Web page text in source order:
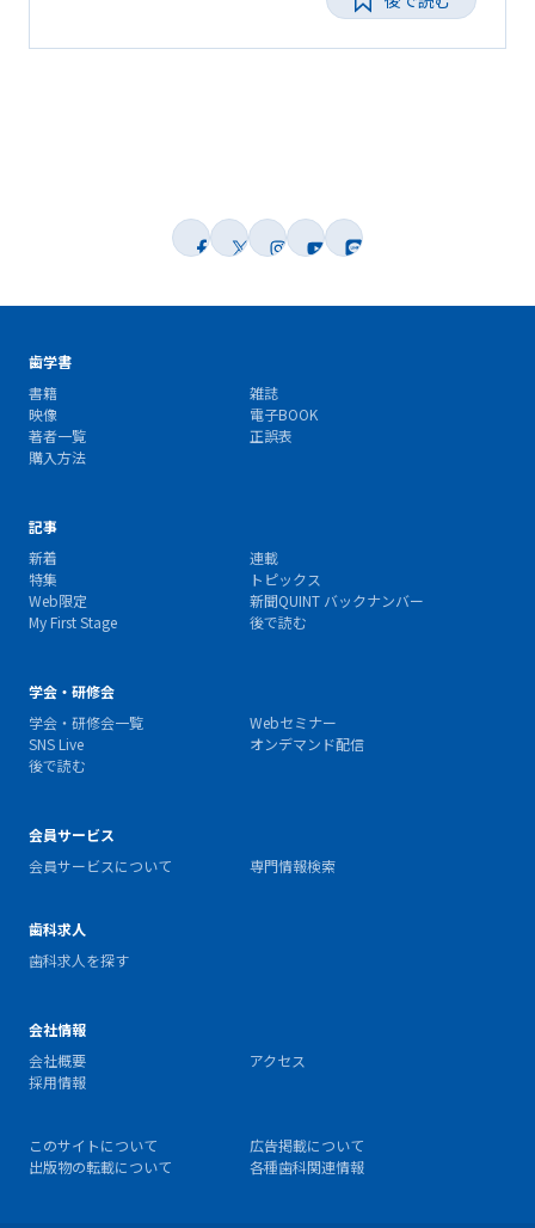
歯学書
書籍
雑誌
映像
電子BOOK
著者一覧
正誤表
購入方法
記事
新着
連載
特集
トピックス
Web限定
新聞QUINT バックナンバー
My First Stage
後で読む
学会・研修会
学会・研修会一覧
Webセミナー
SNS Live
オンデマンド配信
後で読む
会員サービス
会員サービスについて
専門情報検索
歯科求人
歯科求人を探す
会社情報
会社概要
アクセス
採用情報
このサイトについて
広告掲載について
出版物の転載について
各種歯科関連情報